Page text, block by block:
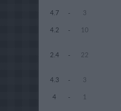
4.7 - 3
4.2 - 10
2.4 - 22
4.3 - 3
4 - 1